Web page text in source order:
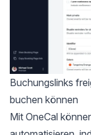
Buchungslinks
buchen können
Mit OneCal